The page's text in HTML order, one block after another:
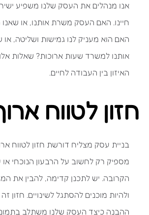
אנו מנהלים את העסק שלנו משפיע
חיינו. האם העסק משרת אותנו, או
האם הוא מעניק לנו גמישות ושליטה, או
אותנו למשרד שעות ארוכות? שאלות אלו
האיזון בין העבודה לחיים.
חזון לטווח
בניית עסק מצליח דורשת חזון לטווח
מספיק רק לחשוב על הרבעון הנוכחי
הקרובה. יש לתכנן קדימה, להבין את
ולהיות מוכנים להסתגל לשינויים. חזון
ההבנה כיצד העסק שלנו משתלב